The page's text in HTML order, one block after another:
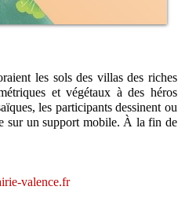
les sols des villas des riches
et végétaux à des héros
les participants dessinent ou
sur un support mobile. À la fin de
valence.fr